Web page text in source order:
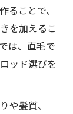
ることで、
を加えるこ
は、直毛で
ッド選びを
や髪質、